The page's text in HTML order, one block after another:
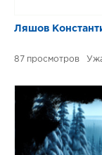
Ляшов
87